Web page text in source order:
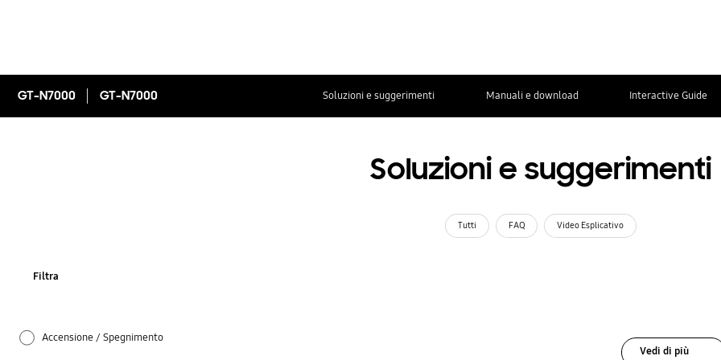
GT-N7000 GT-N7000 Soluzioni e suggerimenti Manuali e download Interactive Guide
Soluzioni e suggerimenti
Tutti FAQ Video Esplicativo
Filtra
Accensione / Spegnimento
Vedi di più